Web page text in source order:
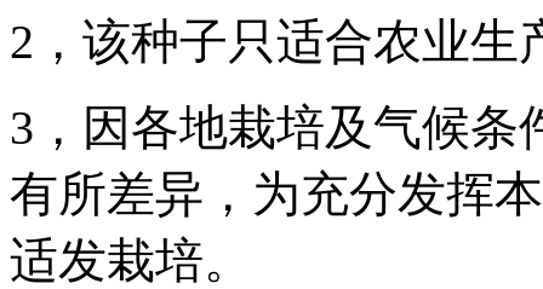
2，该种子只适合农业
3，因各地栽培及气候
有所差异，为充分发挥
适发栽培。